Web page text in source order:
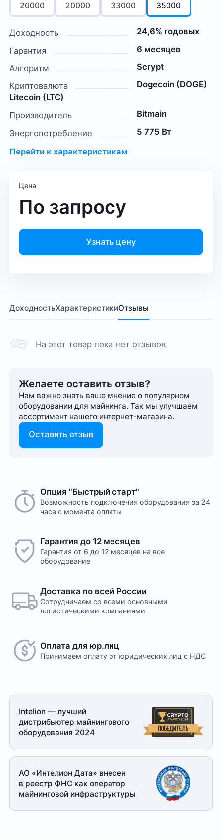
20000 20000 33000 35000
Доходность
24,6% годовых
Гарантия
6 месяцев
Алгоритм
Scrypt
Криптовалюта
Dogecoin (DOGE)
Litecoin (LTC)
Производитель
Bitmain
Энергопотребление
5 775 Вт
Перейти к характеристикам
Цена
По запросу
Узнать цену
ДоходностьХарактеристикиОтзывы
На этот товар пока нет отзывов
Желаете оставить отзыв?
Нам важно знать ваше мнение о популярном
оборудовании для майнинга. Так мы улучшаем
ассортимент нашего интернет-⁠магазина.
Оставить отзыв
Опция "Быстрый старт"
Возможность подключения оборудования за 24
часа с момента оплаты
Гарантия до 12 месяцев
Гарантия от 6 до 12 месяцев на все
оборудование
Доставка по всей России
Сотрудничаем со всеми основными
логистическими компаниями
Оплата для юр.лиц
Принимаем оплату от юридических лиц с НДС
Intelion — лучший
дистрибьютер майнингового
оборудования 2024
АО «Интелион Дата» внесен
в реестр ФНС как оператор
майнинговой инфраструктуры